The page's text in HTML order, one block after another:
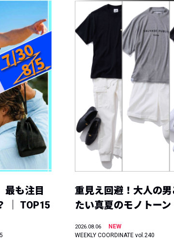
最も注目
｜ TOP15
重見え回避！大人の
たい真夏のモノトーン
2026.08.06
NEW
WEEKLY COORDINATE vol.240